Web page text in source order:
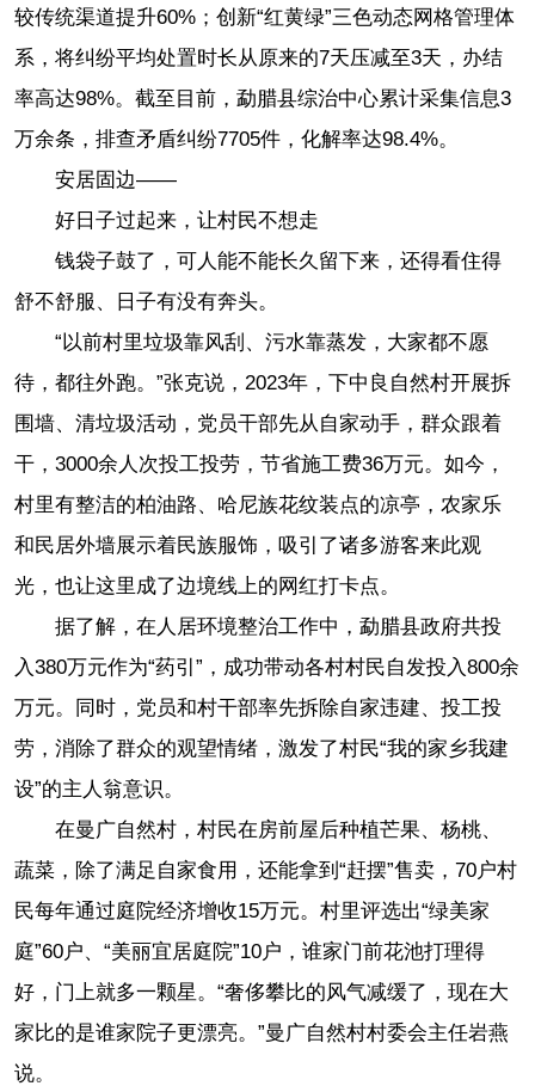
较传统渠道提升60%；创新“红黄绿”三色动态网格管理体
系，将纠纷平均处置时长从原来的7天压减至3天，办结
率高达98%。截至目前，勐腊县综治中心累计采集信息3
万余条，排查矛盾纠纷7705件，化解率达98.4%。
安居固边——
好日子过起来，让村民不想走
钱袋子鼓了，可人能不能长久留下来，还得看住得
舒不舒服、日子有没有奔头。
“以前村里垃圾靠风刮、污水靠蒸发，大家都不愿
待，都往外跑。”张克说，2023年，下中良自然村开展拆
围墙、清垃圾活动，党员干部先从自家动手，群众跟着
干，3000余人次投工投劳，节省施工费36万元。如今，
村里有整洁的柏油路、哈尼族花纹装点的凉亭，农家乐
和民居外墙展示着民族服饰，吸引了诸多游客来此观
光，也让这里成了边境线上的网红打卡点。
据了解，在人居环境整治工作中，勐腊县政府共投
入380万元作为“药引”，成功带动各村村民自发投入800余
万元。同时，党员和村干部率先拆除自家违建、投工投
劳，消除了群众的观望情绪，激发了村民“我的家乡我建
设”的主人翁意识。
在曼广自然村，村民在房前屋后种植芒果、杨桃、
蔬菜，除了满足自家食用，还能拿到“赶摆”售卖，70户村
民每年通过庭院经济增收15万元。村里评选出“绿美家
庭”60户、“美丽宜居庭院”10户，谁家门前花池打理得
好，门上就多一颗星。“奢侈攀比的风气减缓了，现在大
家比的是谁家院子更漂亮。”曼广自然村村委会主任岩燕
说。